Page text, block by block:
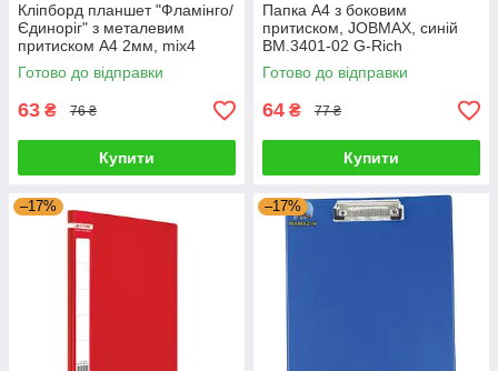
Кліпборд планшет "Фламінго/
Єдиноріг" з металевим
притиском А4 2мм, mix4
9277DSCN G-Rich
Готово до відправки
63 ₴ 76 ₴
Купити
Папка A4 з боковим
притиском, JOBMAX, синій
BM.3401-02 G-Rich
Готово до відправки
64 ₴ 77 ₴
Купити
–17% –17%